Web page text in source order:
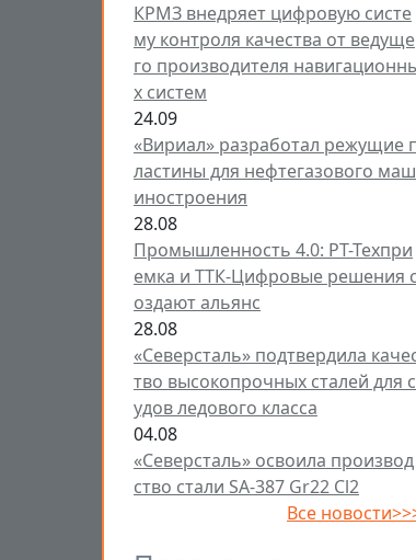
КРМЗ внедряет цифровую систе
му контроля качества от ведуще
го производителя
х систем
24.09
«Вириал» разработал режущие
ластины для нефтегазового маш
иностроения
28.08
Промышленность 4.0: РТ-Техпри
емка и ТТК-Цифровые решения с
оздают альянс
28.08
«Северсталь» подтвердила
тво высокопрочных сталей для с
удов ледового класса
04.08
«Северсталь» освоила производ
ство стали SA-387 Gr22 Cl2
Все